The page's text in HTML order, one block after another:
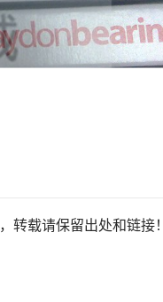
转载请保留出处和链接！